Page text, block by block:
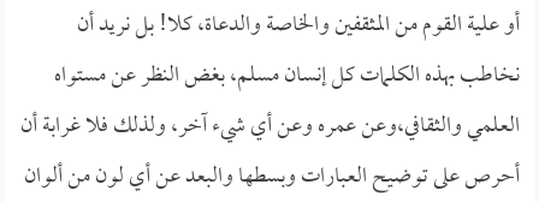
أو علية القوم من المثقفين والخاصة والدعاة، كلا! بل نريد أن
نخاطب بهذه الكلمات كل إنسان مسلم، بغض النظر عن مستواه
العلمي والثقافي،وعن عمره وعن أي شيء آخر، ولذلك فلا غرابة أن
أحرص على توضيح العبارات وبسطها والبعد عن أي لون من ألوان